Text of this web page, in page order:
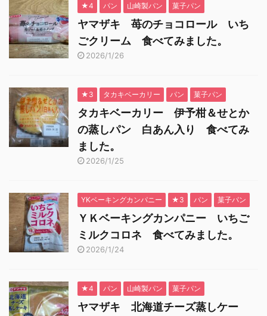
★4 パン 山崎製パン 菓子パン
ヤマザキ 苺のチョコロール いち
ごクリーム 食べてみました。
2026/1/26
★3 タカキベーカリー パン 菓子パン
タカキベーカリー 伊予柑＆せとか
の蒸しパン 白あん入り 食べてみ
ました。
2026/1/25
YKベーキングカンパニー ★3 パン 菓子パン
ＹＫベーキングカンパニー いちご
ミルクコロネ 食べてみました。
2026/1/24
★4 パン 山崎製パン 菓子パン
ヤマザキ 北海道チーズ蒸しケー